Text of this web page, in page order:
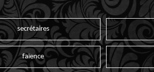
secrétaires
faïence